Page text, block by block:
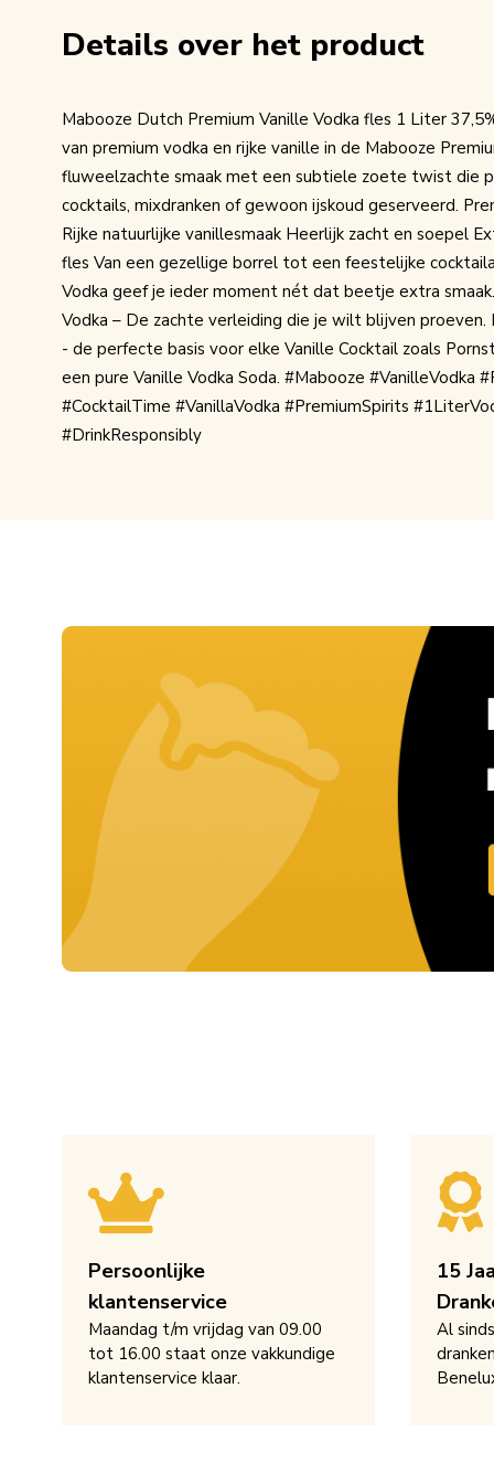
Details over het product
Mabooze Dutch Premium Vanille Vodka fles 1 Liter
van premium vodka en rijke vanille in de Mabooze
fluweelzachte smaak met een subtiele zoete twist die
cocktails, mixdranken of gewoon ijskoud geserveerd.
Rijke natuurlijke vanillesmaak Heerlijk zacht en soepel
fles Van een gezellige borrel tot een feestelijke
Vodka geef je ieder moment nét dat beetje extra
Vodka – De zachte verleiding die je wilt blijven proeven.
- de perfecte basis voor elke Vanille Cocktail zoals
een pure Vanille Vodka Soda. #Mabooze #VanilleVodka
#CocktailTime #VanillaVodka #PremiumSpirits
#DrinkResponsibly
Persoonlijke
klantenservice
Maandag t/m vrijdag van 09.00
tot 16.00 staat onze vakkundige
klantenservice klaar.
15
Al